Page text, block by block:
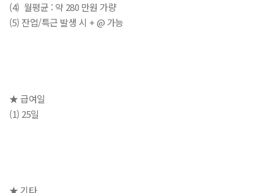
(4) 월평균 : 약 280 만원 가량
(5) 잔업/특근 발생 시 + @ 가능
★ 급여일
(1) 25일
★ 기타